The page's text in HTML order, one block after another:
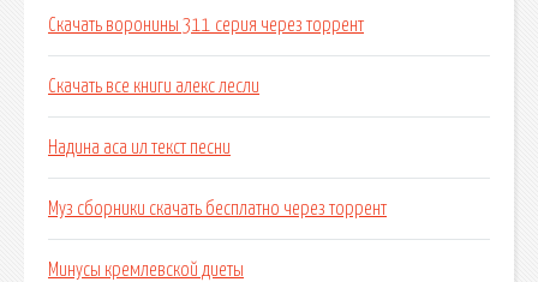
Скачать воронины 311 серия через торрент
Скачать все книги алекс лесли
Надина аса ил текст песни
Муз сборники скачать бесплатно через торрент
Минусы кремлевской диеты